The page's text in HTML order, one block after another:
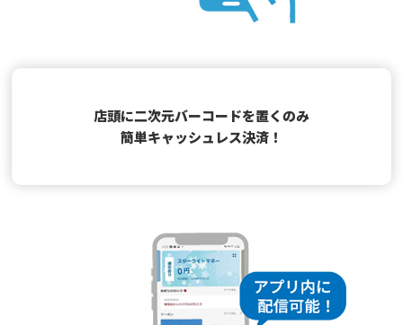
店頭に二次元バーコードを置くのみ
簡単キャッシュレス決済！